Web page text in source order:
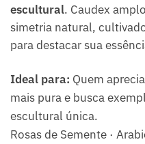
escultural. Caudex
simetria natural,
para destacar sua
Ideal para: Quem
mais pura e busca
escultural única.
Rosas de Semente ·